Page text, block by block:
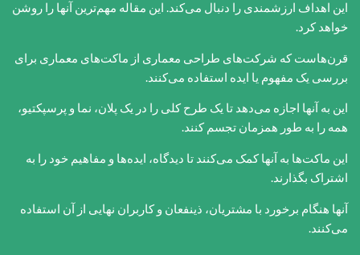
این اهداف ارزشمندی را دنبال می‌کند. این مقاله مهم‌ترین آنها را روشن
خواهد کرد.
قرن‌هاست که شرکت‌های طراحی معماری از ماکت‌های معماری برای
بررسی یک مفهوم یا ایده استفاده می‌کنند.
این به آنها اجازه می‌دهد تا یک طرح کلی را در یک پلان، نما و پرسپکتیو،
همه را به طور همزمان تجسم کنند.
این ماکت‌ها به آنها کمک می‌کنند تا دیدگاه، ایده‌ها و مفاهیم خود را به
اشتراک بگذارند.
آنها هنگام برخورد با مشتریان، ذینفعان و کاربران نهایی از آن استفاده
می‌کنند.